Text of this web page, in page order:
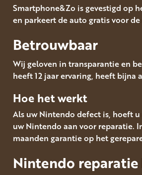
Smartphone&Zo is gevestigd op
en parkeert de auto gratis voor de
Betrouwbaar
Wij geloven in transparantie en
heeft 12 jaar ervaring, heeft bijna
Hoe het werkt
Als uw Nintendo defect is, hoeft
uw Nintendo aan voor reparatie.
maanden garantie op het
Nintendo reparatie